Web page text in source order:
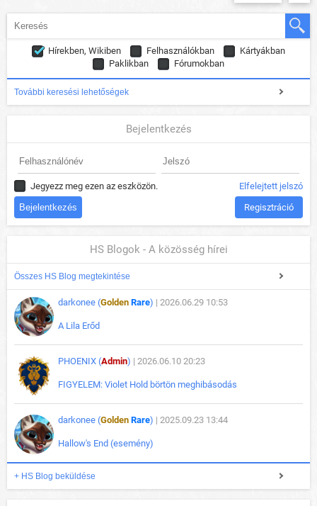
Hírekben, Wikiben Felhasználókban
Kártyákban
Paklikban
Fórumokban
További keresési lehetőségek
Bejelentkezés
Jegyezz meg ezen az eszközön. Elfelejtett jelszó
Regisztráció
HS Blogok - A közösség hírei
Összes HS Blog megtekintése
darkonee (Golden Rare) | 2026.06.29 10:53
A Lila Erőd
PHOENIX (Admin) | 2026.06.10 20:23
FIGYELEM: Violet Hold börtön meghibásodás
darkonee (Golden Rare) | 2025.09.23 13:44
Hallow's End (esemény)
+ HS Blog beküldése